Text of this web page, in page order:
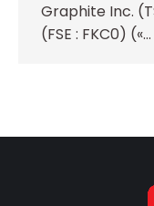
Graphite Inc.
(FSE : FKC0) («…